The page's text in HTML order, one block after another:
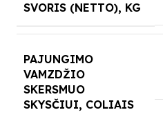
SVORIS (NETTO), KG
PAJUNGIMO
VAMZDŽIO
SKERSMUO
SKYSČIUI, COLIAIS